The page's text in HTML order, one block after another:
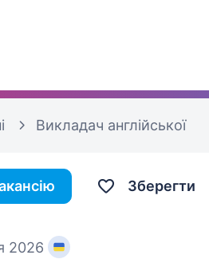
Викладач англійської
Зберегти
2026